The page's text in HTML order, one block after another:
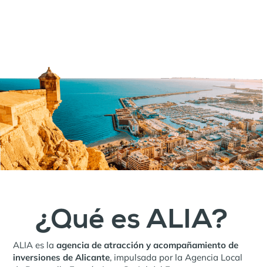
¿Qué es ALIA?
ALIA es laagencia de atracción y acompañamiento de
inversiones de Alicante, impulsada por la Agencia Local